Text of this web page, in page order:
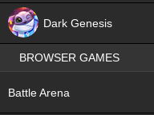
Dark Genesis
BROWSER GAMES
Battle Arena